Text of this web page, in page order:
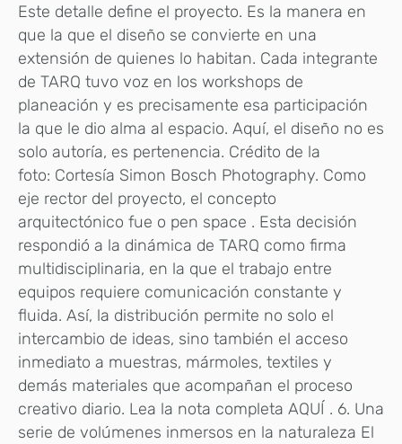
Este detalle define el proyecto. Es la manera en
que la que el diseño se convierte en una
extensión de quienes lo habitan. Cada integrante
de TARQ tuvo voz en los workshops de
planeación y es precisamente esa participación
la que le dio alma al espacio. Aquí, el diseño no es
solo autoría, es pertenencia. Crédito de la
foto: Cortesía Simon Bosch Photography. Como
eje rector del proyecto, el concepto
arquitectónico fue o pen space . Esta decisión
respondió a la dinámica de TARQ como firma
multidisciplinaria, en la que el trabajo entre
equipos requiere comunicación constante y
fluida. Así, la distribución permite no solo el
intercambio de ideas, sino también el acceso
inmediato a muestras, mármoles, textiles y
demás materiales que acompañan el proceso
creativo diario. Lea la nota completa AQUÍ . 6. Una
serie de volúmenes inmersos en la naturaleza El